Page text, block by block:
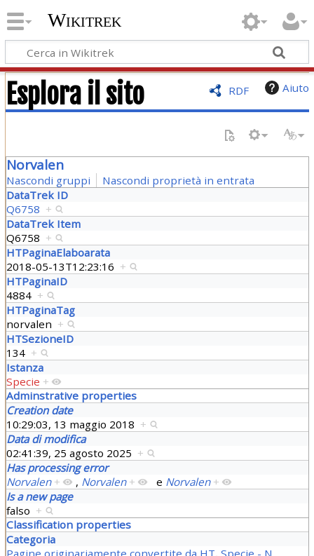
Wikitrek
RDF Aiuto
Esplora il sito
Norvalen
Nascondi gruppi
Nascondi proprietà in entrata
DataTrek ID
Q6758 +
DataTrek Item
Q6758 +
HTPaginaElaboarata
2018-05-13T12:23:16 +
HTPaginaID
4884 +
HTPaginaTag
norvalen +
HTSezioneID
134 +
Istanza
Specie +
Adminstrative properties
Creation date
10:29:03, 13 maggio 2018 +
Data di modifica
02:41:39, 25 agosto 2025 +
Has processing error
Norvalen + , Norvalen + e Norvalen +
Is a new page
falso +
Classification properties
Categoria
Pagine originariamente convertite da HT, Specie - N